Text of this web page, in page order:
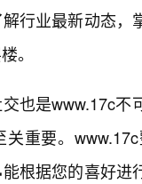
行业最新动态
。
也是www.17c
重要。
根据您的喜好